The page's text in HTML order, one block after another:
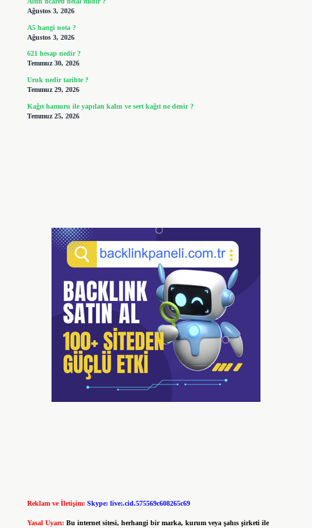
Ağustos 3, 2026
A5 hangi nota ?
Ağustos 3, 2026
621 hesap nedir ?
Temmuz 30, 2026
Uruk nedir tarihte ?
Temmuz 29, 2026
Kağıt hamuru ile yapılan kalın ve sert kağıt ne denir ?
Temmuz 25, 2026
Reklam ve İletişim: Skype: live:.cid.575569c608265c69
Yasal Uyarı: Bu internet sitesi, herhangi bir marka, kurum veya şahıs şirketi ile